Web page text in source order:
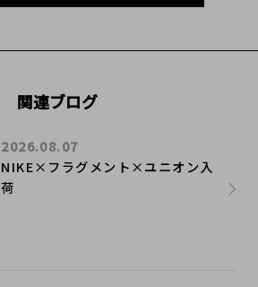
関連ブログ
NIKE×フラグメント×ユニオン入
荷
2026.08.07